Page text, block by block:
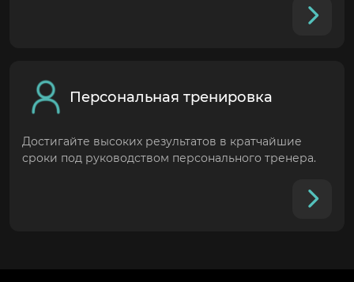
Персональная тренировка
Достигайте высоких результатов в кратчайшие
сроки под руководством персонального тренера.